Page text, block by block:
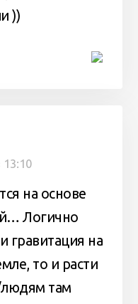
))
13:10
на основе
Логично
гравитация на
то и расти
там